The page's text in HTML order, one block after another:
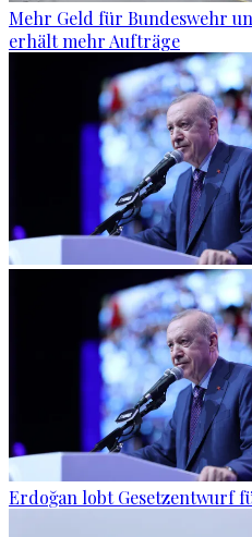
Mehr Geld für Bundeswehr
erhält mehr Aufträge
Erdoğan lobt Gesetzentwurf